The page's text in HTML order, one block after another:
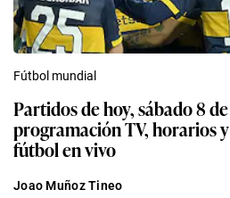
Fútbol mundial
Partidos de hoy, sábado 8
programación TV, horarios
fútbol en vivo
Joao Muñoz Tineo